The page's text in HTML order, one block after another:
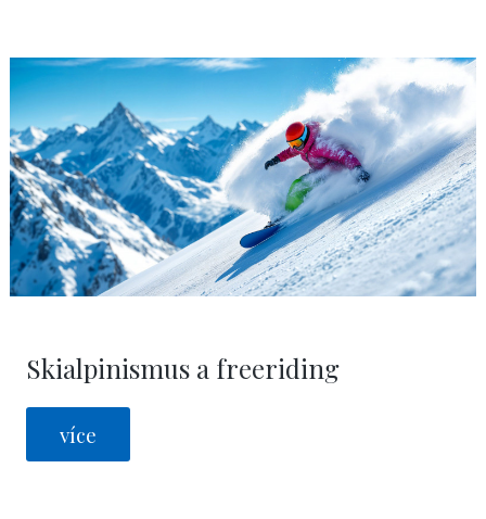
Skialpinismus a freeriding
více